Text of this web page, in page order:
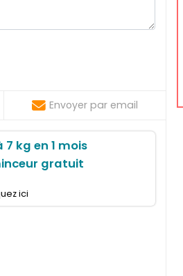
Envoyer par email
7 kg en 1 mois
gratuit
ici